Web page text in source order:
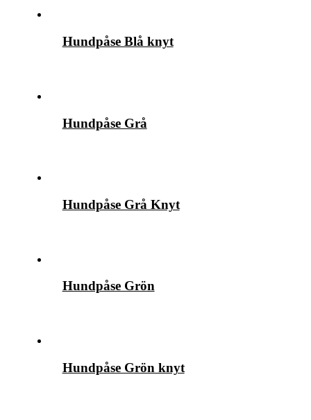
Hundpåse Blå knyt
Hundpåse Grå
Hundpåse Grå Knyt
Hundpåse Grön
Hundpåse Grön knyt